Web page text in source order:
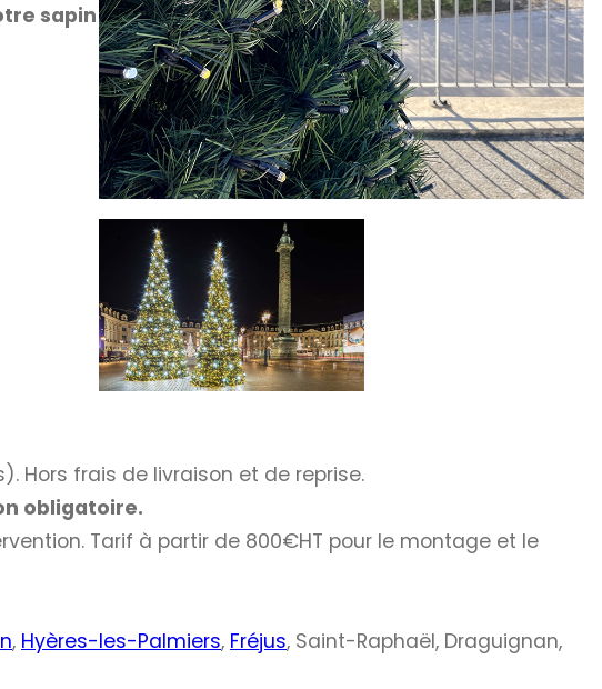
sapin
Hors frais de livraison et de reprise.
obligatoire.
Tarif à partir de 800€HT pour le montage et le
, Hyères-les-Palmiers, Fréjus, Saint-Raphaël, Draguignan,